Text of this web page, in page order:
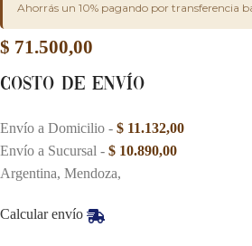
Ahorrás un 10% pagando por transferencia
$ 71.500,00
Costo de envío
Envío a Domicilio - $ 11.132,00
Envío a Sucursal - $ 10.890,00
Argentina, Mendoza,
Calcular envío